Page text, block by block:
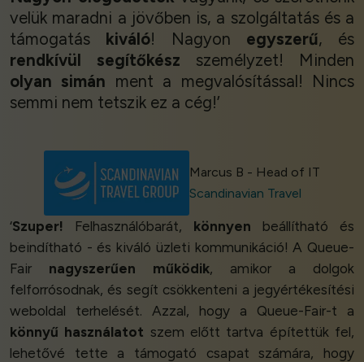
velük maradni a jövőben is, a szolgáltatás és a
támogatás kiváló! Nagyon egyszerű, és
rendkívül segítőkész személyzet! Minden
olyan simán ment a megvalósítással! Nincs
semmi nem tetszik ez a cég!’
Marcus B - Head of IT
Scandinavian Travel
‘Szuper! Felhasználóbarát, könnyen beállítható és
beindítható - és kiváló üzleti kommunikáció! A Queue-
Fair nagyszerűen működik, amikor a dolgok
felforrósodnak, és segít csökkenteni a jegyértékesítési
weboldal terhelését. Azzal, hogy a Queue-Fair-t a
könnyű használatot szem előtt tartva építettük fel,
lehetővé tette a támogató csapat számára, hogy